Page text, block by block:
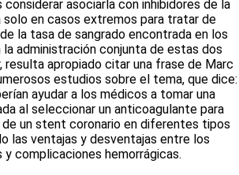
considerar asociarla con inhibidores de la
en casos extremos para tratar de
la tasa de sangrado encontrada en los
administración conjunta de estas dos
resulta apropiado citar una frase de Marc
estudios sobre el tema, que dice:
ayudar a los médicos a tomar una
al seleccionar un anticoagulante para
un stent coronario en diferentes tipos
las ventajas y desventajas entre los
complicaciones hemorrágicas.